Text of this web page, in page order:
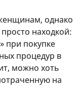
однако
находкой:
при покупке
процедур в
можно хоть
на